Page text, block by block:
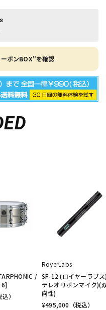
ポンBOX"を確認
/
込）
RoyerLabs
SF-12 (ロイヤーラブ
テレオリボンマイク)(
向性)
¥495,000 （税込）